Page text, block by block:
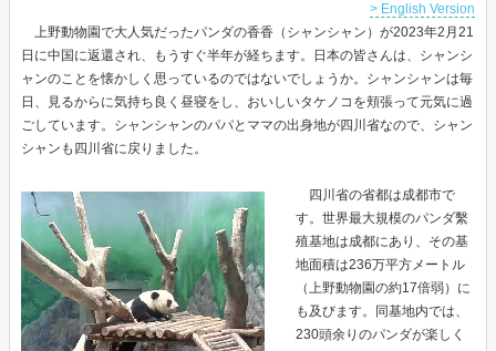
> English Version
上野動物園で大人気だったパンダの香香（シャンシャン）が2023年2月21
日に中国に返還され、もうすぐ半年が経ちます。日本の皆さんは、シャンシ
ャンのことを懐かしく思っているのではないでしょうか。シャンシャンは毎
日、見るからに気持ち良く昼寝をし、おいしいタケノコを頬張って元気に過
ごしています。シャンシャンのパパとママの出身地が四川省なので、シャン
シャンも四川省に戻りました。
四川省の省都は成都市で
す。世界最大規模のパンダ繫
殖基地は成都にあり、その基
地面積は236万平方メートル
（上野動物園の約17倍弱）に
も及びます。同基地内では、
230頭余りのパンダが楽しく